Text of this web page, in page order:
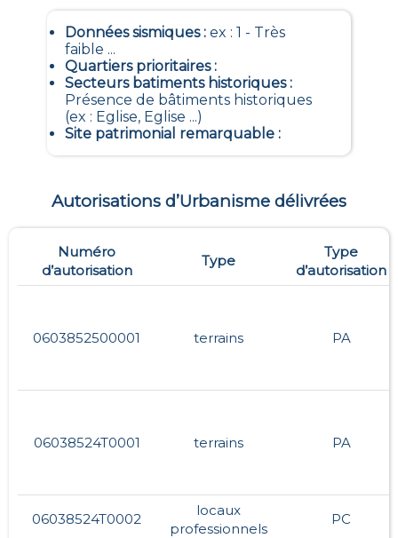
Données sismiques: ex : 1 - Très
faible ...
Quartiers prioritaires:
Secteurs batiments historiques:
Présence de bâtiments historiques
(ex : Eglise, Eglise ...)
Site patrimonial remarquable:
Autorisations d’Urbanisme délivrées
Numéro
d’autorisation
Type
Type
d’autorisation
0603852500001 terrains PA
06038524T0001 terrains PA
06038524T0002
locaux
professionnels
PC